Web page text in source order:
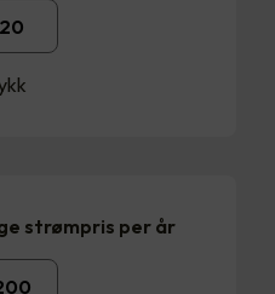
strømpris per år